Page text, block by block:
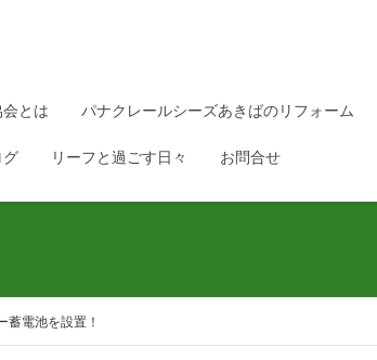
とは パナクレールシーズあきばのリフォーム
グ リーフと過ごす日々 お問合せ
蓄電池を設置！